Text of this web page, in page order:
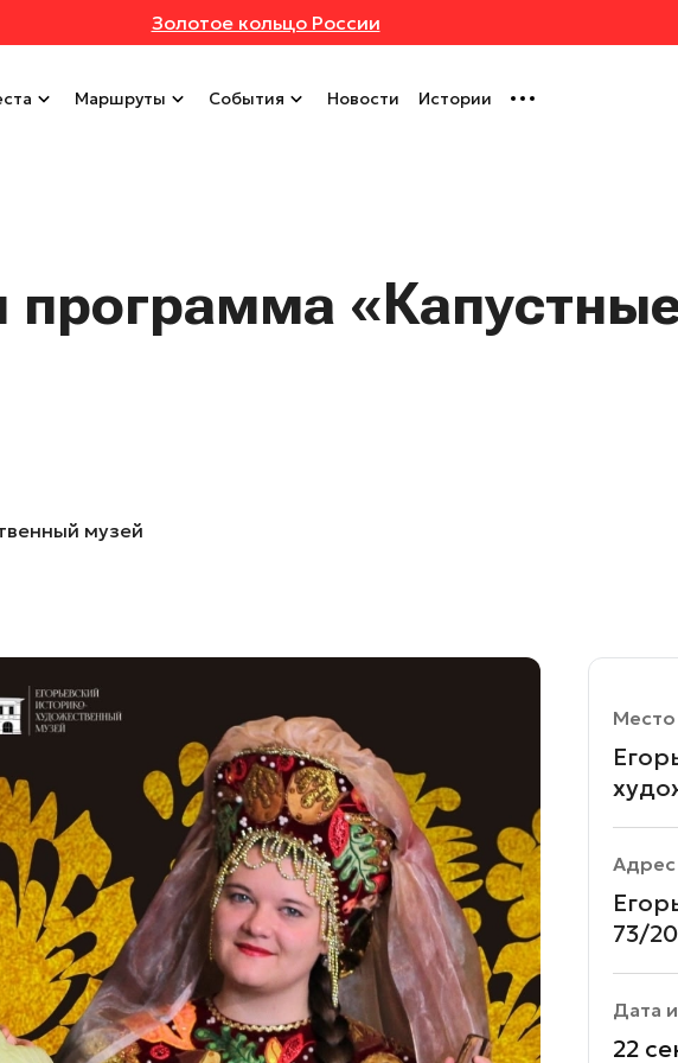
Золотое кольцо России
Маршруты События Новости Истории
программа
музей
Адрес
73/20
Дата
22